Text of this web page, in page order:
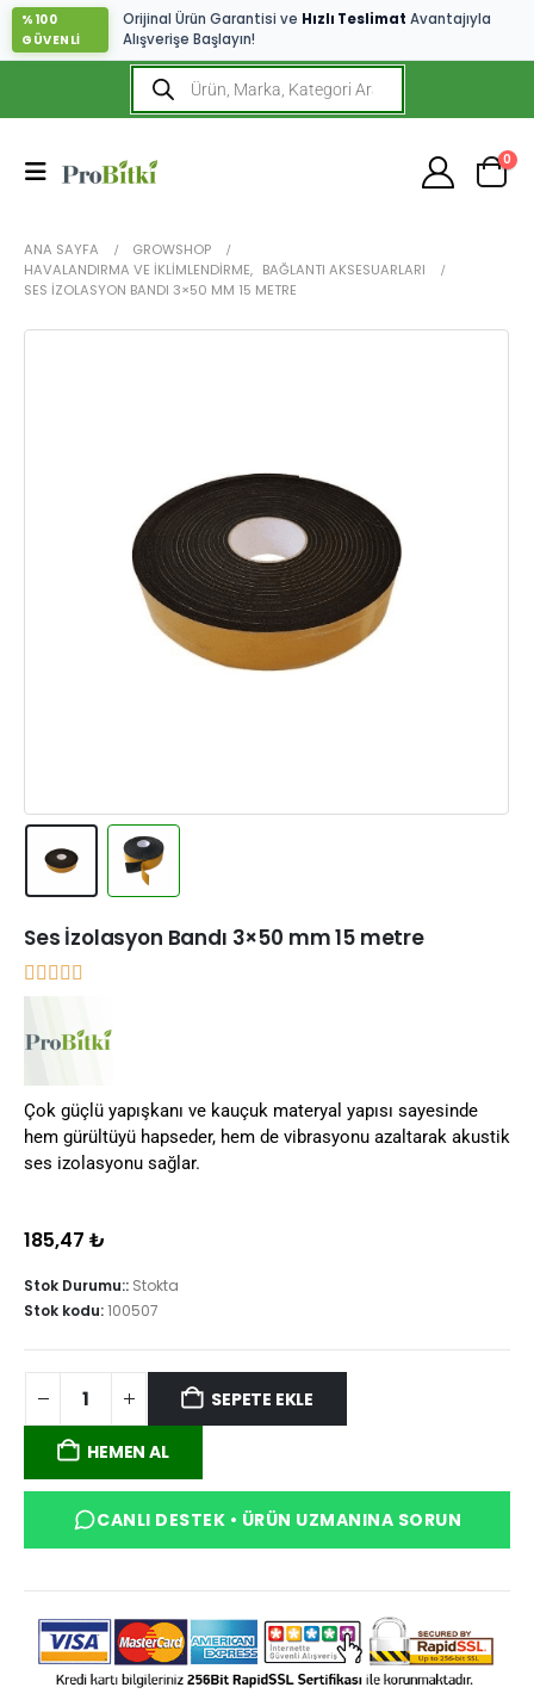
%100
GÜVENLİ
Orijinal Ürün Garantisi ve Hızlı Teslimat Avantajıyla
Alışverişe Başlayın!
0
ANA SAYFA
GROWSHOP
HAVALANDIRMA VE İKLIMLENDIRME, BAĞLANTI AKSESUARLARI
SES İZOLASYON BANDI 3×50 MM 15 METRE
Ses İzolasyon Bandı 3×50 mm 15 metre
Çok güçlü yapışkanı ve kauçuk materyal yapısı sayesinde
hem gürültüyü hapseder, hem de vibrasyonu azaltarak akustik
ses izolasyonu sağlar.
185,47 ₺
Stok Durumu:: Stokta
Stok kodu:100507
SEPETE EKLE
HEMEN AL
CANLI DESTEK • ÜRÜN UZMANINA SORUN